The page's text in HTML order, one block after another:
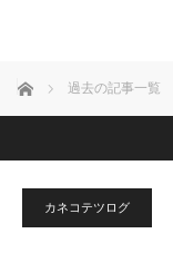
ホーム 過去の記事一覧
カネコテツログ